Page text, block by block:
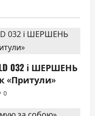
032 і ШЕРШЕНЬ
«Притули»
0